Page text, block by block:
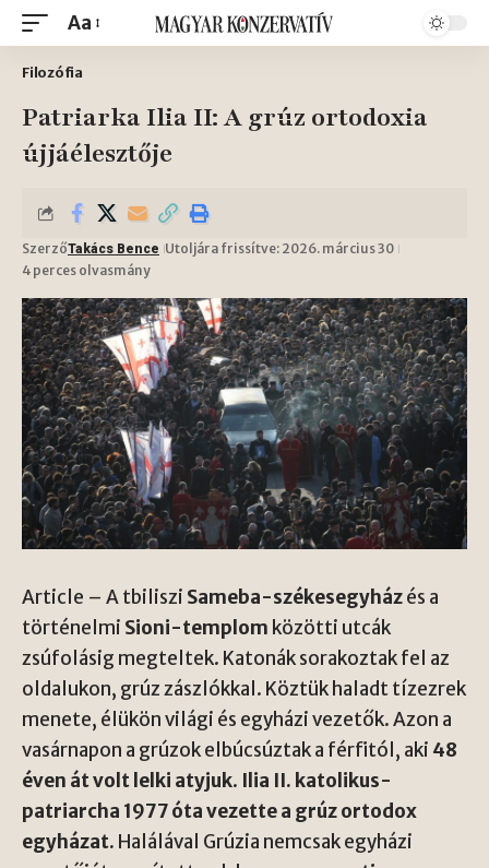
Aa
Filozófia
Patriarka Ilia II: A grúz ortodoxia
újjáélesztője
SzerzőTakács Bence Utoljára frissítve: 2026. március 30
4 perces olvasmány
Article – A tbiliszi Sameba-székesegyházés a
történelmi Sioni-templom közötti utcák
zsúfolásig megteltek. Katonák sorakoztak fel az
oldalukon, grúz zászlókkal. Köztük haladt tízezrek
menete, élükön világi és egyházi vezetők. Azon a
vasárnapon a grúzok elbúcsúztak a férfitól, aki 48
éven át volt lelki atyjuk. Ilia II. katolikus-
patriarcha 1977 óta vezette a grúz ortodox
egyházat. Halálával Grúzia nemcsak egyházi